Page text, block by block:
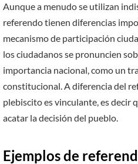
Aunque a menudo se utilizan
referendo tienen diferencias
mecanismo de participación
los ciudadanos se pronuncien
importancia nacional, como un
constitucional. A diferencia del
plebiscito es vinculante, es decir
acatar la decisión del pueblo.
Ejemplos de